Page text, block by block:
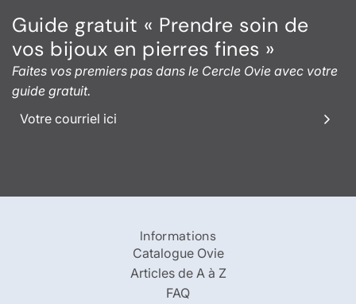
Guide gratuit « Prendre soin de
vos bijoux en pierres fines »
Faites vos premiers pas dans le Cercle Ovie avec votre
guide gratuit.
Informations
Catalogue Ovie
Articles de A à Z
FAQ